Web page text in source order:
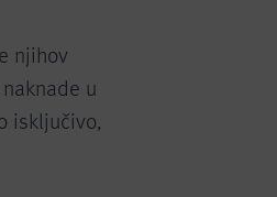
njihov
u
isključivo,